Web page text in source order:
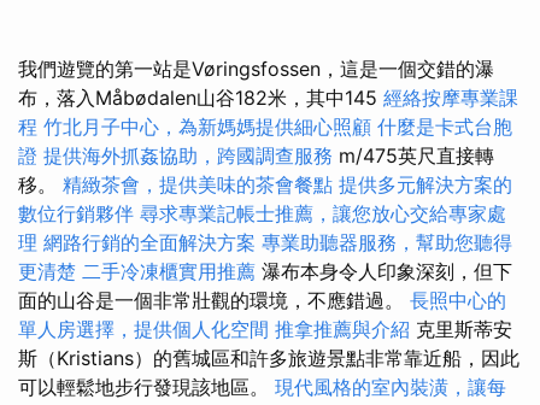
我們遊覽的第一站是Vøringsfossen，這是一個交錯的瀑
布，落入Måbødalen山谷182米，其中145 經絡按摩專業課
程 竹北月子中心，為新媽媽提供細心照顧 什麼是卡式台胞
證 提供海外抓姦協助，跨國調查服務 m/475英尺直接轉
移。 精緻茶會，提供美味的茶會餐點 提供多元解決方案的
數位行銷夥伴 尋求專業記帳士推薦，讓您放心交給專家處
理 網路行銷的全面解決方案 專業助聽器服務，幫助您聽得
更清楚 二手冷凍櫃實用推薦 瀑布本身令人印象深刻，但下
面的山谷是一個非常壯觀的環境，不應錯過。 長照中心的
單人房選擇，提供個人化空間 推拿推薦與介紹 克里斯蒂安
斯（Kristians）的舊城區和許多旅遊景點非常靠近船，因此
可以輕鬆地步行發現該地區。 現代風格的室內裝潢，讓每